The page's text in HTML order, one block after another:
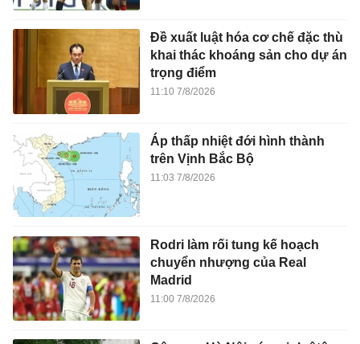
Đề xuất luật hóa cơ chế đặc thù
khai thác khoáng sản cho dự án
trọng điểm
11:10 7/8/2026
Áp thấp nhiệt đới hình thành
trên Vịnh Bắc Bộ
11:03 7/8/2026
Rodri làm rối tung kế hoạch
chuyển nhượng của Real
Madrid
11:00 7/8/2026